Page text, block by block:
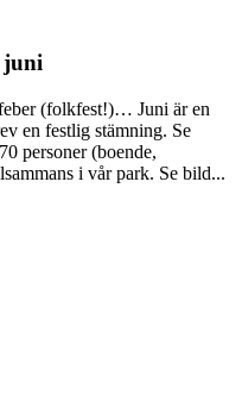
juni
(folkfest!)… Juni är en
en festlig stämning. Se
personer (boende,
i vår park. Se bild...